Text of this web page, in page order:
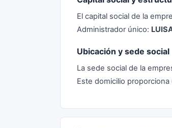
El capital social de la
Administrador único:
Ubicación y sede social
La sede social de la
Este domicilio